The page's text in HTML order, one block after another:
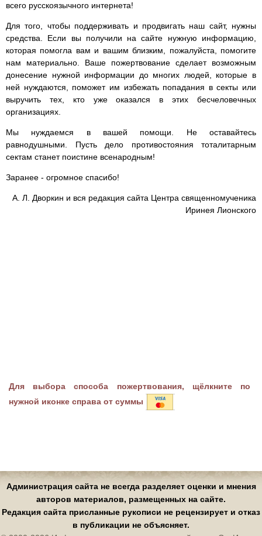
всего русскоязычного интернета!
Для того, чтобы поддерживать и продвигать наш сайт, нужны
средства. Если вы получили на сайте нужную информацию,
которая помогла вам и вашим близким, пожалуйста, помогите
нам материально. Ваше пожертвование сделает возможным
донесение нужной информации до многих людей, которые в
ней нуждаются, поможет им избежать попадания в секты или
выручить тех, кто уже оказался в этих бесчеловечных
организациях.
Мы нуждаемся в вашей помощи. Не оставайтесь
равнодушными. Пусть дело противостояния тоталитарным
сектам станет поистине всенародным!
Заранее - огромное спасибо!
А. Л. Дворкин и вся редакция сайта Центра священномученика
Иринея Лионского
Для выбора способа пожертвования, щёлкните по
нужной иконке справа от суммы
Администрация сайта не всегда разделяет оценки и мнения
авторов материалов, размещенных на сайте.
Редакция сайта присланные рукописи не рецензирует и отказ
в публикации не объясняет.